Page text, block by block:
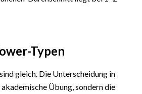
Typen
gleich. Die Unterscheidung in
Übung, sondern die